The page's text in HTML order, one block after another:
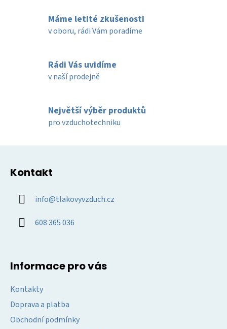
c
í
p
k
p
i
n
í
Máme letité zkušenosti
v oboru, rádi Vám poradíme
Rádi Vás uvidíme
v naší prodejně
Největší výběr produktů
pro vzduchotechniku
Kontakt
info@tlakovyvzduch.cz
608 365 036
Informace pro vás
Kontakty
Doprava a platba
Obchodní podmínky